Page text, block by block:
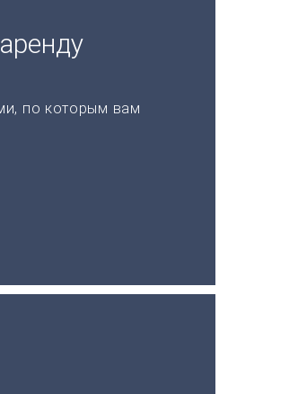
по которым вам